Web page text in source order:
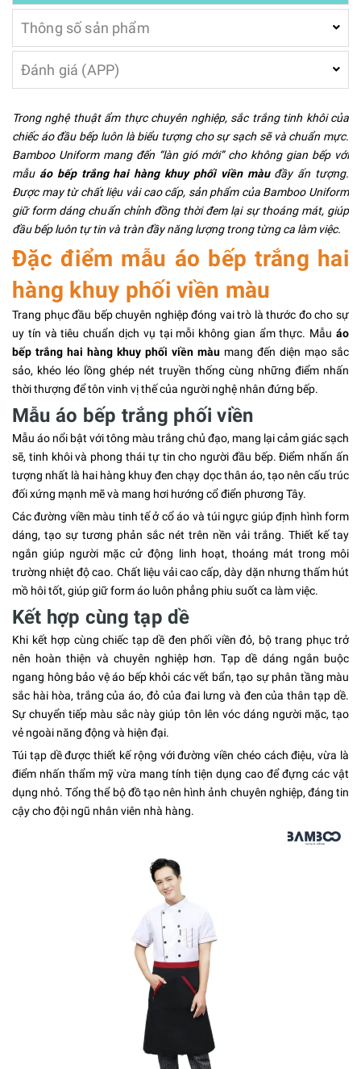
Thông số sản phẩm
Đánh giá (APP)
Trong nghệ thuật ẩm thực chuyên nghiệp, sắc trắng tinh khôi của
chiếc áo đầu bếp luôn là biểu tượng cho sự sạch sẽ và chuẩn mực.
Bamboo Uniform mang đến “làn gió mới” cho không gian bếp với
mẫu áo bếp trắng hai hàng khuy phối viền màuđầy ấn tượng.
Được may từ chất liệu vải cao cấp, sản phẩm của Bamboo Uniform
giữ form dáng chuẩn chỉnh đồng thời đem lại sự thoáng mát, giúp
đầu bếp luôn tự tin và tràn đầy năng lượng trong từng ca làm việc.
Đặc điểm mẫu áo bếp trắng hai
hàng khuy phối viền màu
Trang phục đầu bếp chuyên nghiệp đóng vai trò là thước đo cho sự
uy tín và tiêu chuẩn dịch vụ tại mỗi không gian ẩm thực. Mẫu áo
bếp trắng hai hàng khuy phối viền màu mang đến diện mạo sắc
sảo, khéo léo lồng ghép nét truyền thống cùng những điểm nhấn
thời thượng để tôn vinh vị thế của người nghệ nhân đứng bếp.
Mẫu áo bếp trắng phối viền
Mẫu áo nổi bật với tông màu trắng chủ đạo, mang lại cảm giác sạch
sẽ, tinh khôi và phong thái tự tin cho người đầu bếp. Điểm nhấn ấn
tượng nhất là hai hàng khuy đen chạy dọc thân áo, tạo nên cấu trúc
đối xứng mạnh mẽ và mang hơi hướng cổ điển phương Tây.
Các đường viền màu tinh tế ở cổ áo và túi ngực giúp định hình form
dáng, tạo sự tương phản sắc nét trên nền vải trắng. Thiết kế tay
ngắn giúp người mặc cử động linh hoạt, thoáng mát trong môi
trường nhiệt độ cao. Chất liệu vải cao cấp, dày dặn nhưng thấm hút
mồ hôi tốt, giúp giữ form áo luôn phẳng phiu suốt ca làm việc.
Kết hợp cùng tạp dề
Khi kết hợp cùng chiếc tạp dề đen phối viền đỏ, bộ trang phục trở
nên hoàn thiện và chuyên nghiệp hơn. Tạp dề dáng ngắn buộc
ngang hông bảo vệ áo bếp khỏi các vết bẩn, tạo sự phân tầng màu
sắc hài hòa, trắng của áo, đỏ của đai lưng và đen của thân tạp dề.
Sự chuyển tiếp màu sắc này giúp tôn lên vóc dáng người mặc, tạo
vẻ ngoài năng động và hiện đại.
Túi tạp dề được thiết kế rộng với đường viền chéo cách điệu, vừa là
điểm nhấn thẩm mỹ vừa mang tính tiện dụng cao để đựng các vật
dụng nhỏ. Tổng thể bộ đồ tạo nên hình ảnh chuyên nghiệp, đáng tin
cậy cho đội ngũ nhân viên nhà hàng.